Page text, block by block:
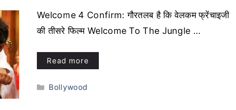
Welcome 4 Confirm: गौरतलब है कि वेलकम फ्रेंचाइजी
की तीसरे फिल्म Welcome To The Jungle …
Read more
Categories
Bollywood